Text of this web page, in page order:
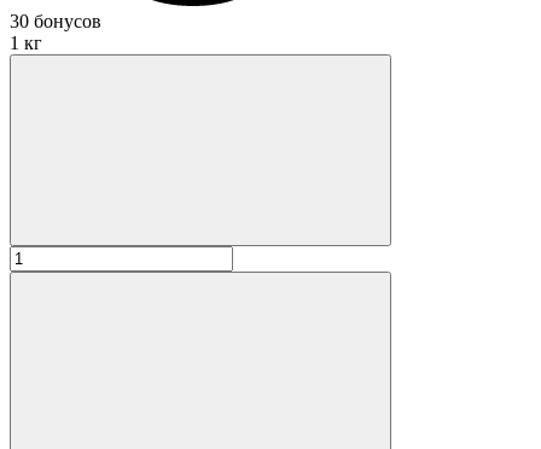
30 бонусов
1 кг